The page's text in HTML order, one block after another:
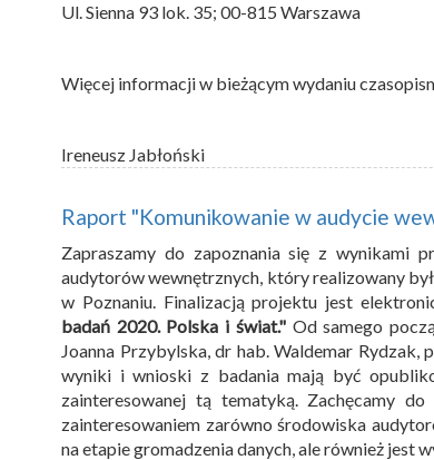
Ul. Sienna 93 lok. 35; 00-815 Warszawa
Więcej informacji w bieżącym wydaniu
Ireneusz Jabłoński
Raport "Komunikowanie w audycie
Zapraszamy do zapoznania się z wynikami
audytorów wewnętrznych, który realizowany
w Poznaniu. Finalizacją projektu jest
badań 2020. Polska i świat."Od samego
Joanna Przybylska, dr hab. Waldemar Rydzak,
wyniki i wnioski z badania mają być
zainteresowanej tą tematyką. Zachęcamy
zainteresowaniem zarówno środowiska
na etapie gromadzenia danych, ale również jest